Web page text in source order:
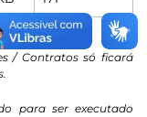
/ Contratos só ficará
para ser executado